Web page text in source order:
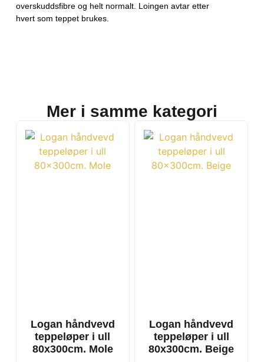
overskuddsfibre og helt normalt. Loingen avtar etter
hvert som teppet brukes.
Mer i samme kategori
Logan håndvevd
teppeløper i ull
80x300cm. Mole
Logan håndvevd
teppeløper i ull
80x300cm. Beige